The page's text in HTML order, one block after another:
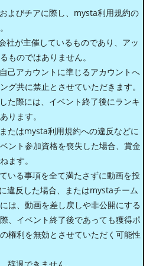
よびチアに際し、mysta利用規約の
社が主催しているものであり、アッ
ものではありません。
己アカウントに準じるアカウントへ
グ共に禁止とさせていただきます。
た際には、イベント終了後にランキ
ります。
たはmysta利用規約への違反などに
ント参加資格を喪失した場合、賞金
ます。
いる事項を全て満たさずに動画を投
違反した場合、またはmystaチーム
は、動画を差し戻しや非公開にする
、イベント終了後であっても獲得ポ
権利を無効とさせていただく可能性
辞退できません。